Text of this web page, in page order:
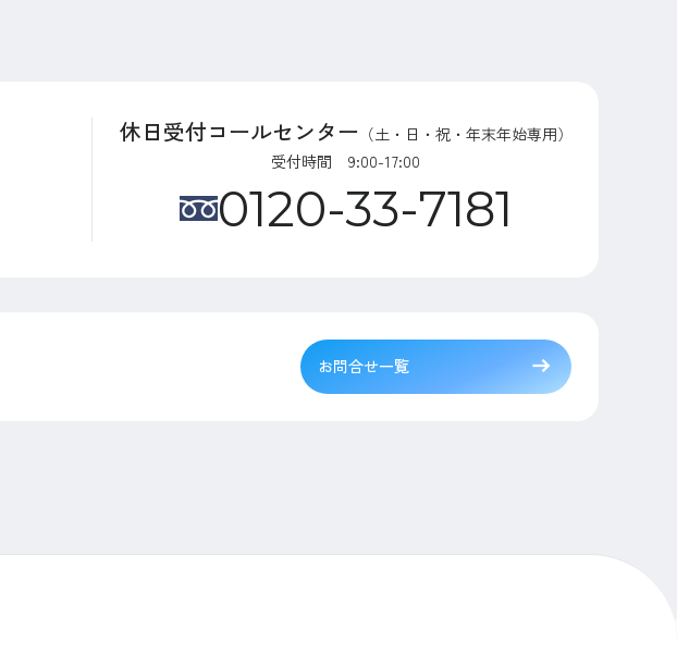
休日受付コールセンター （土・日・祝・年末年始専用）
受付時間 9:00-17:00
0120-33-7181
お問合せ一覧